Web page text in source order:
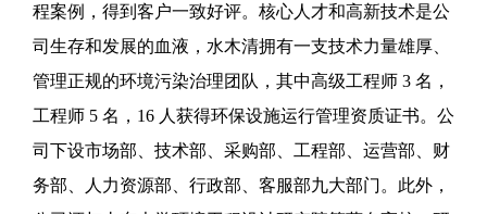
程案例，得到客户一致好评。核心人才和高新技术是公
司生存和发展的血液，水木清拥有一支技术力量雄厚、
管理正规的环境污染治理团队，其中高级工程师 3 名，
工程师 5 名，16 人获得环保设施运行管理资质证书。公
司下设市场部、技术部、采购部、工程部、运营部、财
务部、人力资源部、行政部、客服部九大部门。此外，